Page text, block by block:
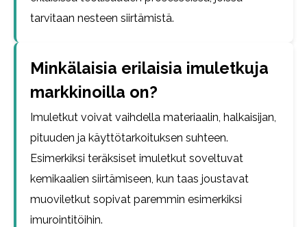
tarvitaan nesteen siirtämistä.
Minkälaisia erilaisia imuletkuja
markkinoilla on?
Imuletkut voivat vaihdella materiaalin, halkaisijan,
pituuden ja käyttötarkoituksen suhteen.
Esimerkiksi teräksiset imuletkut soveltuvat
kemikaalien siirtämiseen, kun taas joustavat
muoviletkut sopivat paremmin esimerkiksi
imurointitöihin.